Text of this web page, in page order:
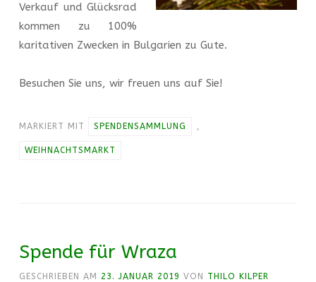
Verkauf und Glücksrad
kommen zu 100%
karitativen Zwecken in Bulgarien zu Gute.
Besuchen Sie uns, wir freuen uns auf Sie!
MARKIERT MIT SPENDENSAMMLUNG ,
WEIHNACHTSMARKT
Spende für Wraza
GESCHRIEBEN AM 23. JANUAR 2019 VON THILO KILPER